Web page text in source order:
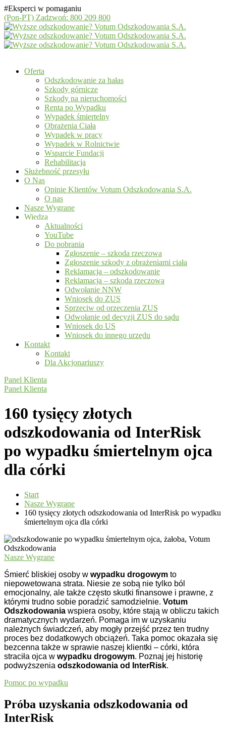
#Eksperci w pomaganiu
(Pon-PT) Zadzwoń: 800 209 800
Oferta
Odszkodowanie za hałas
Szkody górnicze
Szkody na nieruchomości
Renta po Wypadku
Wypadek śmiertelny
Obrażenia Ciała
Wypadek w pracy
Wypadek w Rolnictwie
Wsparcie Fundacji
Rehabilitacja
Służebność przesyłu
O Nas
Opinie Klientów Votum Odszkodowania S.A.
O nas
Nasze Wygrane
Wiedza
Aktualności
YouTube
Do pobrania
Zgłoszenie – szkoda rzeczowa
Zgłoszenie szkody z obrażeniami ciała
Reklamacja – odszkodowanie
Reklamacja – szkoda rzeczowa
Odwołanie NNW
Wniosek do ZUS
Sprzeciw od orzeczenia ZUS
Odwołanie od decyzji ZUS do sądu
Wniosek do US
Wniosek do innego urzędu
Kontakt
Kontakt
Dla Akcjonariuszy
Panel Klienta
Panel Klienta
160 tysięcy złotych
odszkodowania od InterRisk
po wypadku śmiertelnym ojca
dla córki
Start
Nasze Wygrane
160 tysięcy złotych odszkodowania od InterRisk po wypadku
śmiertelnym ojca dla córki
Nasze Wygrane
Śmierć bliskiej osoby w wypadku drogowym to
niepowetowana strata. Niesie ze sobą nie tylko ból
emocjonalny, ale także często skutki finansowe i prawne, z
którymi trudno sobie poradzić samodzielnie. Votum
Odszkodowania wspiera osoby, które stają w obliczu takich
dramatycznych wydarzeń. Pomaga im w uzyskaniu
należnych świadczeń, aby mogły przejść przez ten trudny
proces bez dodatkowych obciążeń. Taka pomoc okazała się
bezcenna także w sprawie naszej klientki – córki, która
straciła ojca w wypadku drogowym. Poznaj jej historię
podwyższenia odszkodowania od InterRisk.
Pomoc po wypadku
Próba uzyskania odszkodowania od
InterRisk